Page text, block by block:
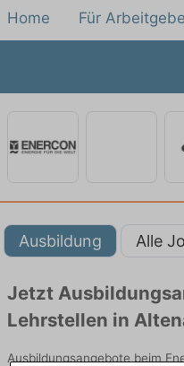
Home Für
Ausbildung Alle
Jetzt
Lehrstellen in
Ausbildungsangebote beim